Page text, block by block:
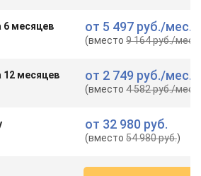
6 месяцев от 5 497 руб./мес.
(вместо9 164 руб./мес.
12 месяцев от 2 749 руб./мес.
(вместо4 582 руб./мес.
от 32 980 руб.
(вместо54 980 руб.)